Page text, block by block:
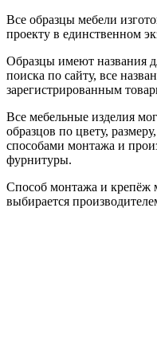
Все образцы мебели
проекту в единственном
Образцы имеют названия
поиска по сайту, все
зарегистрированным
Все мебельные изделия
образцов по цвету,
способами монтажа и
фурнитуры.
Способ монтажа и крепёж
выбирается